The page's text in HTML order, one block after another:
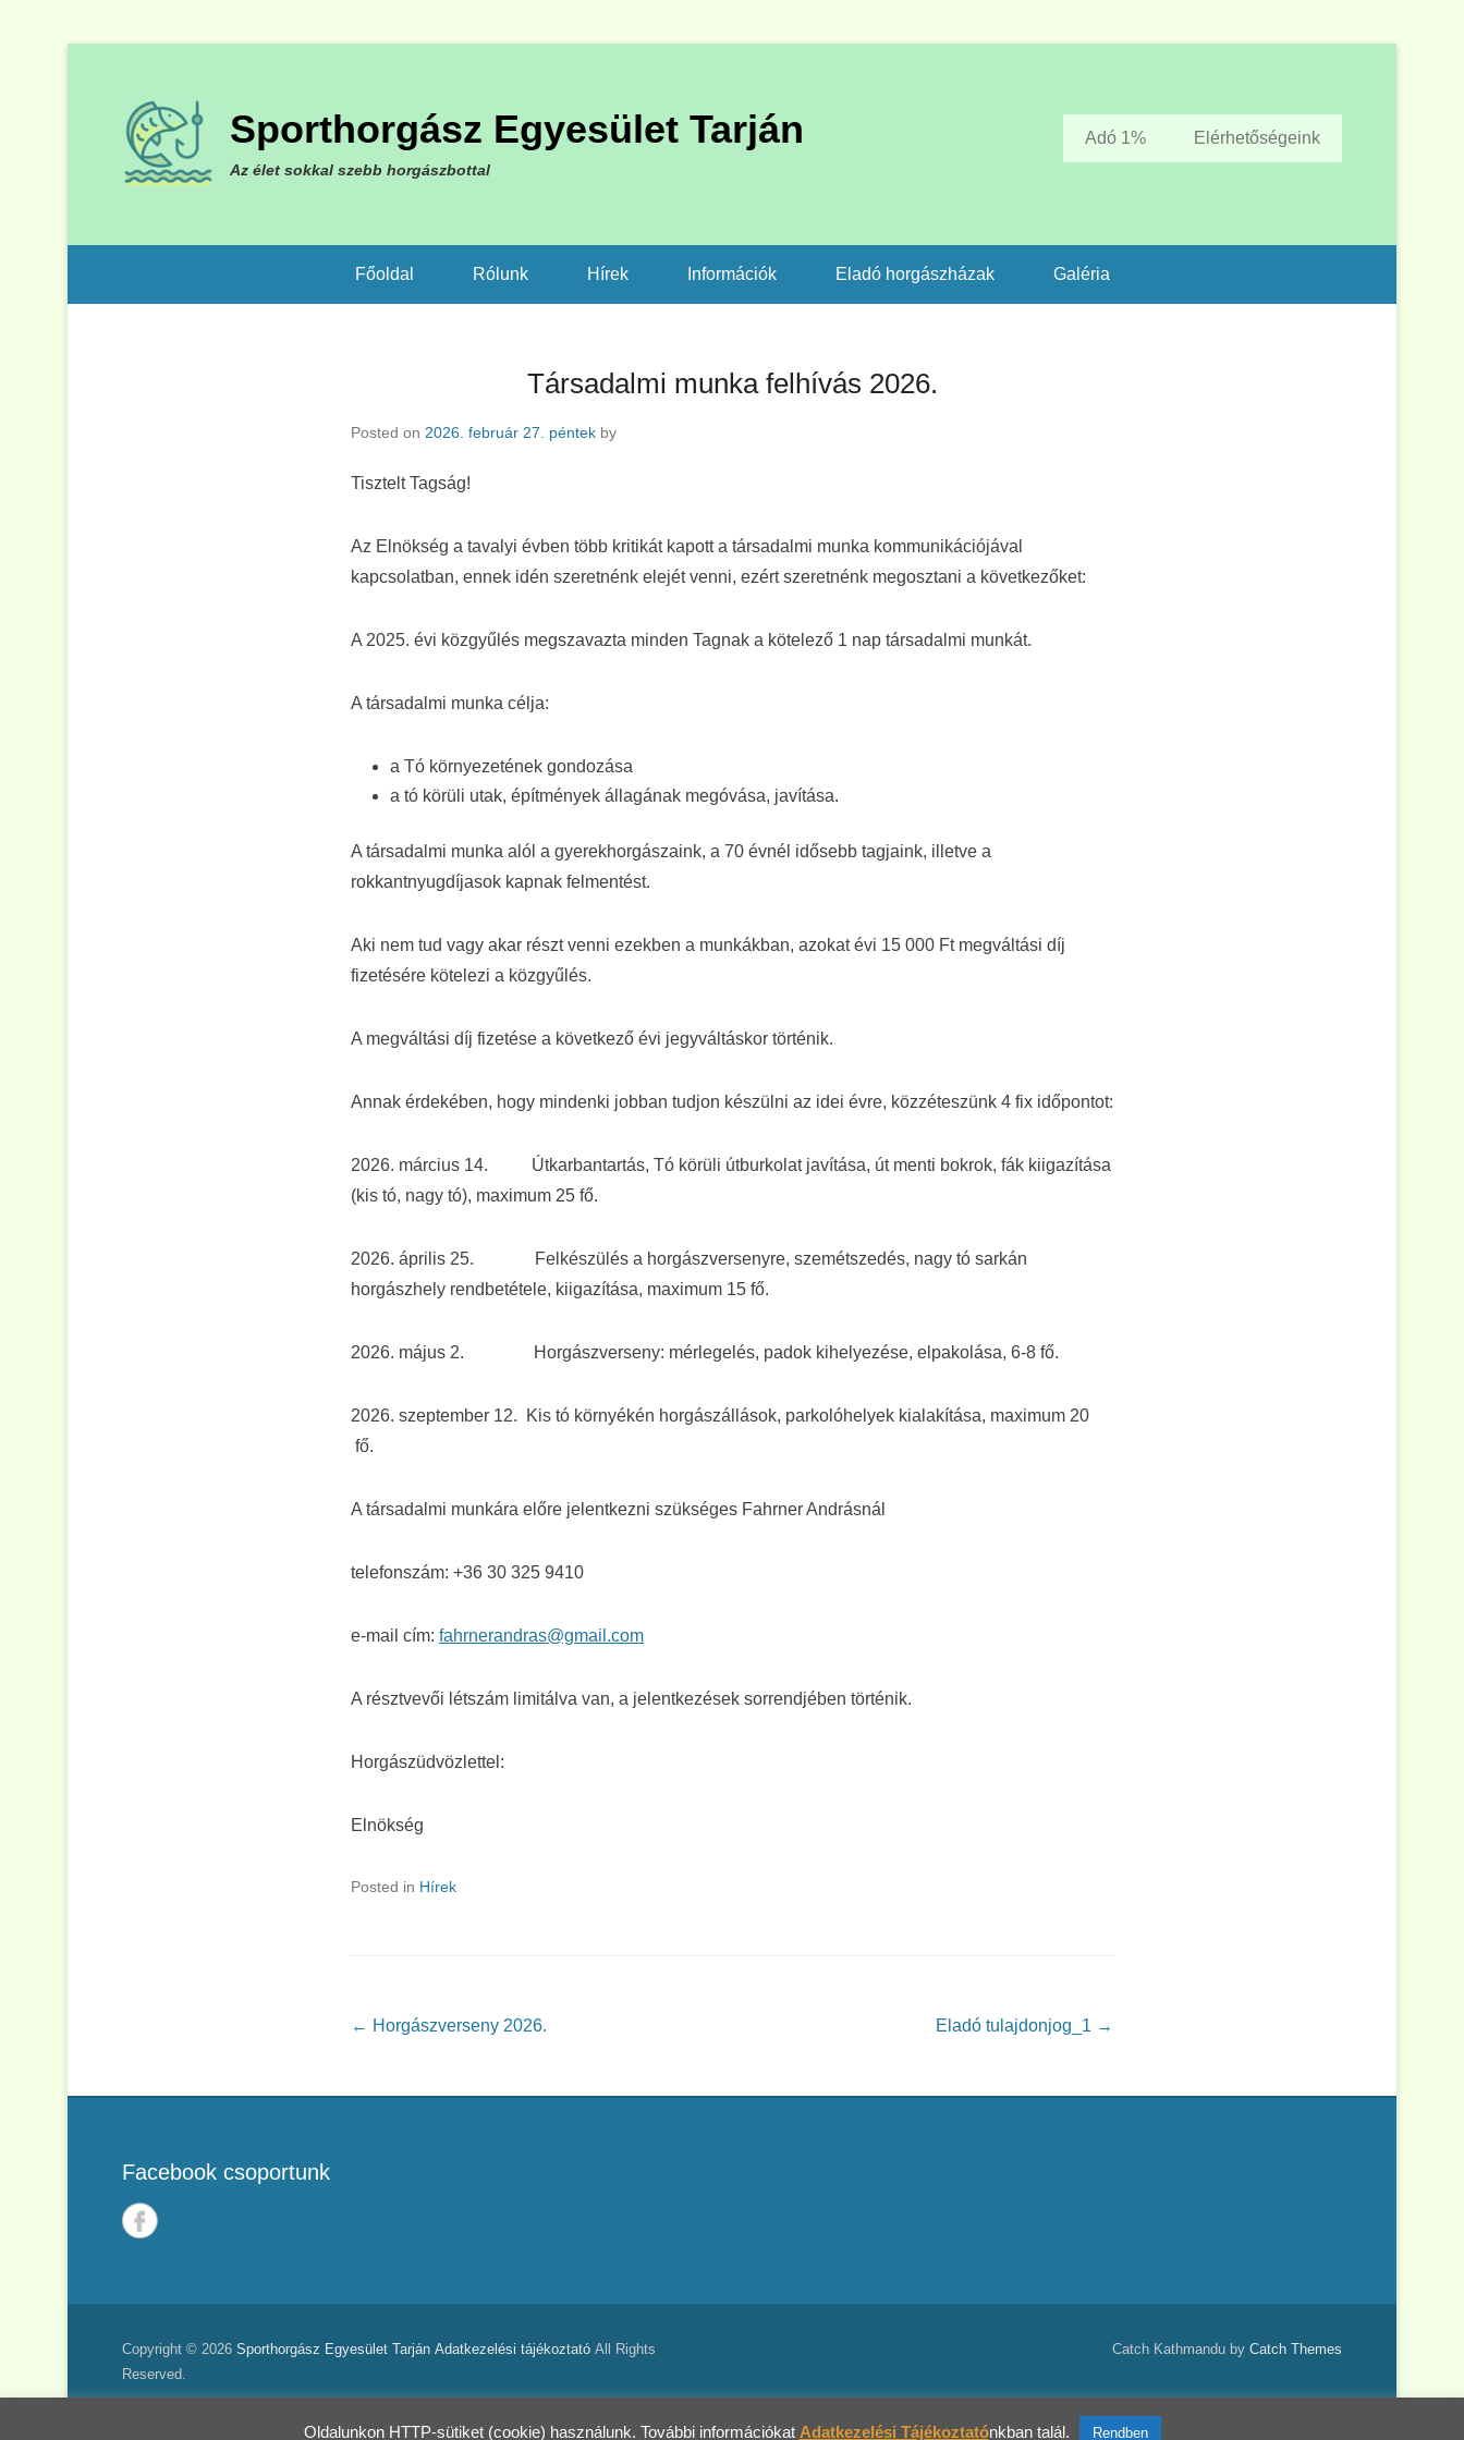
Sporthorgász Egyesület Tarján
Az élet sokkal szebb horgászbottal
Adó 1% Elérhetőségeink
Főoldal Rólunk Hírek Információk Eladó horgászházak Galéria
Társadalmi munka felhívás 2026.
Posted on 2026. február 27. péntek by
Tisztelt Tagság!
Az Elnökség a tavalyi évben több kritikát kapott a társadalmi munka kommunikációjával
kapcsolatban, ennek idén szeretnénk elejét venni, ezért szeretnénk megosztani a következőket:
A 2025. évi közgyűlés megszavazta minden Tagnak a kötelező 1 nap társadalmi munkát.
A társadalmi munka célja:
a Tó környezetének gondozása
a tó körüli utak, építmények állagának megóvása, javítása.
A társadalmi munka alól a gyerekhorgászaink, a 70 évnél idősebb tagjaink, illetve a
rokkantnyugdíjasok kapnak felmentést.
Aki nem tud vagy akar részt venni ezekben a munkákban, azokat évi 15 000 Ft megváltási díj
fizetésére kötelezi a közgyűlés.
A megváltási díj fizetése a következő évi jegyváltáskor történik.
Annak érdekében, hogy mindenki jobban tudjon készülni az idei évre, közzéteszünk 4 fix időpontot:
2026. március 14. Útkarbantartás, Tó körüli útburkolat javítása, út menti bokrok, fák kiigazítása
(kis tó, nagy tó), maximum 25 fő.
2026. április 25. Felkészülés a horgászversenyre, szemétszedés, nagy tó sarkán
horgászhely rendbetétele, kiigazítása, maximum 15 fő.
2026. május 2. Horgászverseny: mérlegelés, padok kihelyezése, elpakolása, 6-8 fő.
2026. szeptember 12. Kis tó környékén horgászállások, parkolóhelyek kialakítása, maximum 20
fő.
A társadalmi munkára előre jelentkezni szükséges Fahrner Andrásnál
telefonszám: +36 30 325 9410
e-mail cím: fahrnerandras@gmail.com
A résztvevői létszám limitálva van, a jelentkezések sorrendjében történik.
Horgászüdvözlettel:
Elnökség
Posted in Hírek
Post navigation
← Horgászverseny 2026. Eladó tulajdonjog_1 →
Facebook csoportunk
Copyright © 2026 Sporthorgász Egyesület Tarján Adatkezelési tájékoztató All Rights
Reserved.
Catch Kathmandu by Catch Themes
Oldalunkon HTTP-sütiket (cookie) használunk. További információkat Adatkezelési Tájékoztatónkban talál. Rendben